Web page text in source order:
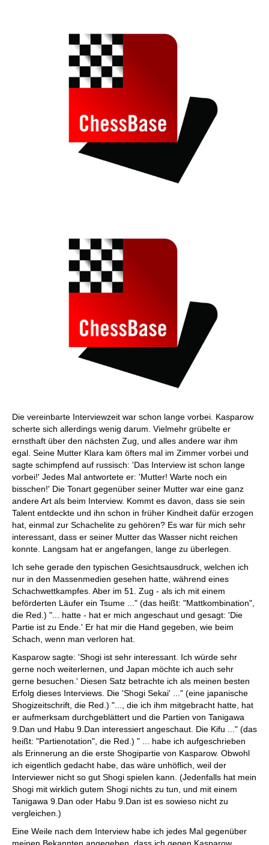
Die vereinbarte Interviewzeit war schon lange vorbei. Kasparow
scherte sich allerdings wenig darum. Vielmehr grübelte er
ernsthaft über den nächsten Zug, und alles andere war ihm
egal. Seine Mutter Klara kam öfters mal im Zimmer vorbei und
sagte schimpfend auf russisch: 'Das Interview ist schon lange
vorbei!' Jedes Mal antwortete er: 'Mutter! Warte noch ein
bisschen!' Die Tonart gegenüber seiner Mutter war eine ganz
andere Art als beim Interview. Kommt es davon, dass sie sein
Talent entdeckte und ihn schon in früher Kindheit dafür erzogen
hat, einmal zur Schachelite zu gehören? Es war für mich sehr
interessant, dass er seiner Mutter das Wasser nicht reichen
konnte. Langsam hat er angefangen, lange zu überlegen.
Ich sehe gerade den typischen Gesichtsausdruck, welchen ich
nur in den Massenmedien gesehen hatte, während eines
Schachwettkampfes. Aber im 51. Zug - als ich mit einem
beförderten Läufer ein Tsume ..." (das heißt: "Mattkombination",
die Red.) "... hatte - hat er mich angeschaut und gesagt: 'Die
Partie ist zu Ende.' Er hat mir die Hand gegeben, wie beim
Schach, wenn man verloren hat.
Kasparow sagte: 'Shogi ist sehr interessant. Ich würde sehr
gerne noch weiterlernen, und Japan möchte ich auch sehr
gerne besuchen.' Diesen Satz betrachte ich als meinen besten
Erfolg dieses Interviews. Die 'Shogi Sekai' ..." (eine japanische
Shogizeitschrift, die Red.) "..., die ich ihm mitgebracht hatte, hat
er aufmerksam durchgeblättert und die Partien von Tanigawa
9.Dan und Habu 9.Dan interessiert angeschaut. Die Kifu ..." (das
heißt: "Partienotation", die Red.) " ... habe ich aufgeschrieben
als Erinnerung an die erste Shogipartie von Kasparow. Obwohl
ich eigentlich gedacht habe, das wäre unhöflich, weil der
Interviewer nicht so gut Shogi spielen kann. (Jedenfalls hat mein
Shogi mit wirklich gutem Shogi nichts zu tun, und mit einem
Tanigawa 9.Dan oder Habu 9.Dan ist es sowieso nicht zu
vergleichen.)
Eine Weile nach dem Interview habe ich jedes Mal gegenüber